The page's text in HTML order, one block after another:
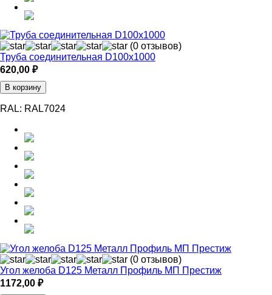
(0 отзывов)
Труба соединительная D100х1000
620,00 ₽
В корзину
RAL: RAL7024
(0 отзывов)
Угол желоба D125 Металл Профиль МП Престиж
1172,00 ₽